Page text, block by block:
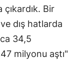
çıkardık. Bir
dış hatlarda
34,5
milyonu aştı"